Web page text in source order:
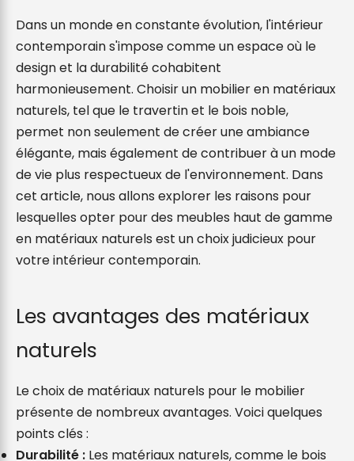
Dans un monde en constante évolution, l'intérieur
contemporain s'impose comme un espace où le
design et la durabilité cohabitent
harmonieusement. Choisir un mobilier en matériaux
naturels, tel que le travertin et le bois noble,
permet non seulement de créer une ambiance
élégante, mais également de contribuer à un mode
de vie plus respectueux de l'environnement. Dans
cet article, nous allons explorer les raisons pour
lesquelles opter pour des meubles haut de gamme
en matériaux naturels est un choix judicieux pour
votre intérieur contemporain.
Les avantages des matériaux
naturels
Le choix de matériaux naturels pour le mobilier
présente de nombreux avantages. Voici quelques
points clés :
Durabilité : Les matériaux naturels, comme le bois